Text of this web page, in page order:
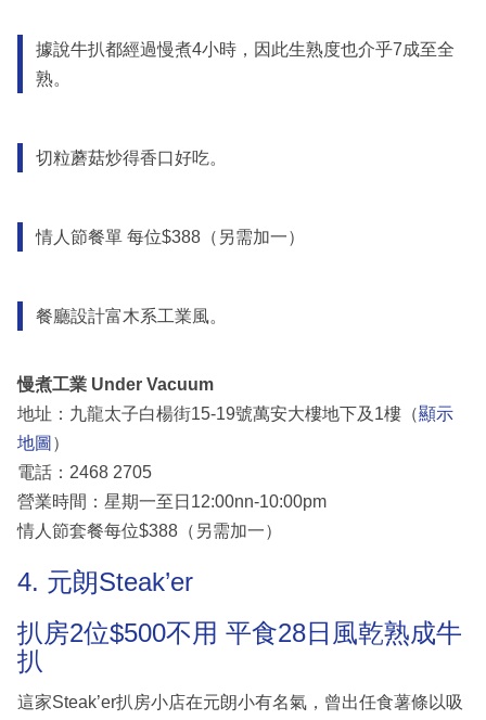
據說牛扒都經過慢煮4小時，因此生熟度也介乎7成至全
熟。
切粒蘑菇炒得香口好吃。
情人節餐單 每位$388（另需加一）
餐廳設計富木系工業風。
慢煮工業 Under Vacuum
地址：九龍太子白楊街15-19號萬安大樓地下及1樓（顯示
地圖 ）
電話：2468 2705
營業時間：星期一至日12:00nn-10:00pm
情人節套餐每位$388（另需加一）
4. 元朗Steak’er
扒房2位$500不用 平食28日風乾熟成牛
扒
這家Steak’er扒房小店在元朗小有名氣，曾出任食薯條以吸